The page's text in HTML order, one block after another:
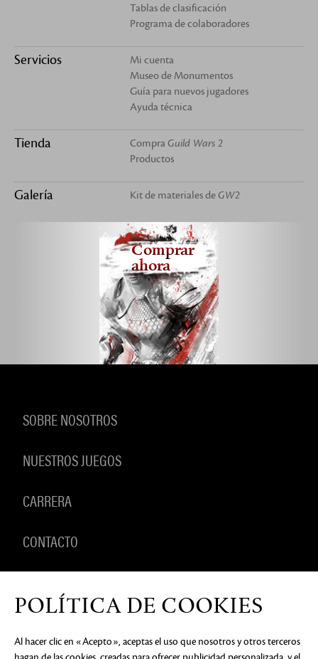
Tablas de clasificación
Programa de colaboradores
Servicios
Mi cuenta
Museo de Monumentos
Guía para nuevos jugadores
Ayuda técnica
Tienda CompraGuild Wars 2
Productos
Galería Kit de materiales deGW2
Comprar
ahora
SOBRE NOSOTROS
NUESTROS JUEGOS
CARRERA
CONTACTO
POLÍTICA DE COOKIES
Al hacer clic en «Acepto», aceptas el uso que nosotros y otros terceros